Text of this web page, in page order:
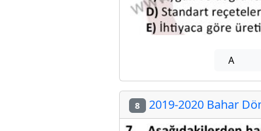
A
8 2019-2020 Bahar